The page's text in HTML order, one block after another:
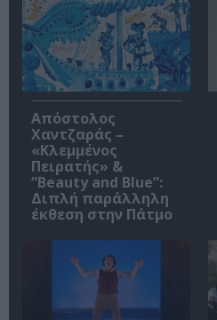
Απόστολος
Χαντζαράς –
«Κλεμμένος
Πειρατής» &
“Beauty and Blue”:
Διπλή παράλληλη
έκθεση στην Πάτμο